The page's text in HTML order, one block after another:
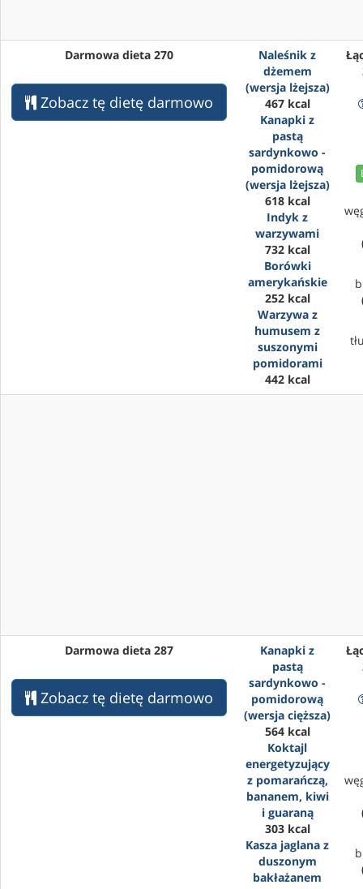
Darmowa dieta 270
Zobacz tę dietę darmowo
Naleśnik z
dżemem
(wersja lżejsza)
467 kcal
Kanapki z
pastą
sardynkowo -
pomidorową
(wersja lżejsza)
618 kcal
Indyk z
warzywami
732 kcal
Borówki
amerykańskie
252 kcal
Warzywa z
humusem z
suszonymi
pomidorami
442 kcal
Darmowa dieta 287
Zobacz tę dietę darmowo
Kanapki z
pastą
sardynkowo -
pomidorową
(wersja cięższa)
564 kcal
Koktajl
energetyzujący
z pomarańczą,
bananem, kiwi
i guaraną
303 kcal
Kasza jaglana z
duszonym
bakłażanem